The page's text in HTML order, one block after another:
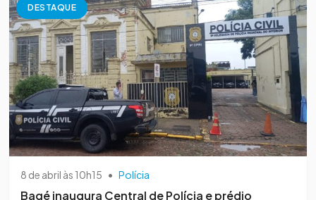
DESTAQUE
8 de abril às 10h15 • Polícia
Bagé inaugura Central de Polícia e prédio